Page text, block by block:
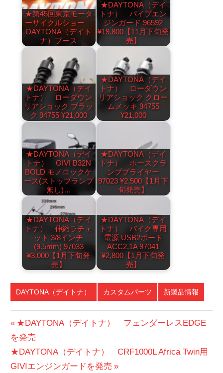
★第45回東京モータ
ーサイクルショー
DAYTONA（デイト
ナ）ブース
★DAYTONA（デイ
トナ） パイプエン
ジンガード 96592
¥19,800【11月下旬発
売】
★DAYTONA（デイ
トナ） ローダウン
リアショック ブラッ
ク 94755 ¥21,000
★DAYTONA（デイ
トナ） ローダウン
リアショック クロー
ムメッキ 94755
¥21,000
★DAYTONA（デイ
トナ） GIVI B32N
BOLD モノロックケ
ース(ストップランプ
無し)…
★DAYTONA（デイ
トナ） ホースクラ
ンププライヤー
97023 ¥2,500【1月下
旬発売】
★DAYTONA（デイ
トナ） 伸縮ラチェ
ット 3/8インチ
(9.5mm) 97033
¥3,000【1月下旬発
売】
★DAYTONA（デイ
トナ） バイク専用
電源 USB2ポート
ACC2.1A 97041
¥2,800【1月下旬発
売】
DAYTONA（デイトナ） カスタムパーツ 新製品情報
投
稿
ナ
前
の
投
稿:
★DAYTONA（デイトナ） フェンダーレスEDGE
を発売
次
の
★DAYTONA（デイトナ） CRF1000L Africa Twin用
GIVIエンジンガードを発売